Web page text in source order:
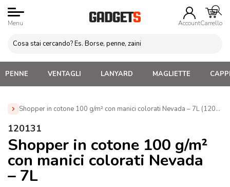
Menu AccountCarrello
PENNE VENTAGLI LANYARD MAGLIETTE
Shopper in cotone 100 g/m² con manici colorati Nevada – 7L (120131)
Home »
colorati Nevada – 7L (120131)
120131
Shopper in cotone 100 g/m²
con manici colorati Nevada
– 7L